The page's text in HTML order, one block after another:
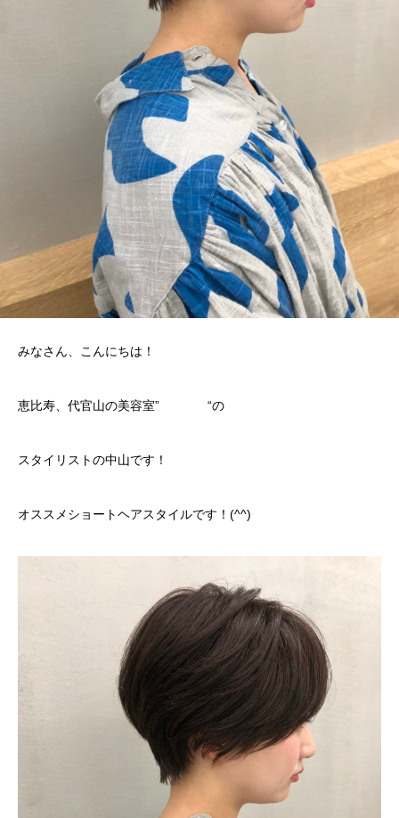
みなさん、こんにちは！
恵比寿、代官山の美容室” “の
スタイリストの中山です！
オススメショートヘアスタイルです！(^^)